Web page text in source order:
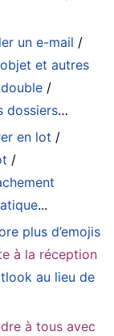
un e-mail /
et autres
/
dossiers…
en lot /
/
...
plus d’emojis
à la réception
au lieu de
à tous avec